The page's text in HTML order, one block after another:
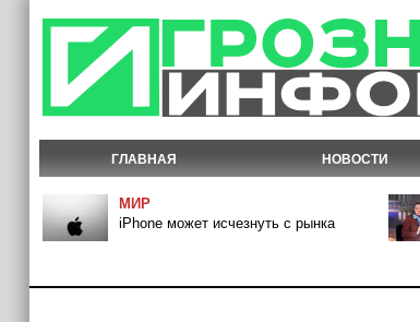
ГЛАВНАЯ НОВОСТИ
МИР
iPhone может исчезнуть с рынка